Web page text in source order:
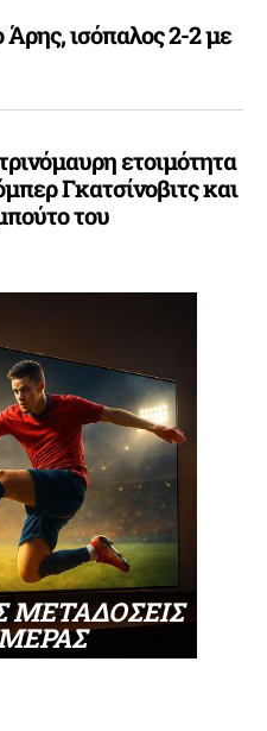
ισόπαλος 2-2 με
ετοιμότητα
Γκατσίνοβιτς και
του
ΜΕΤΑΔΟΣΕΙΣ